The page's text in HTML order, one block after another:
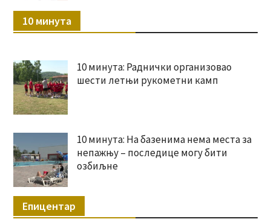
10 минута
10 минута: Раднички организовао
шести летњи рукометни камп
10 минута: На базенима нема места за
непажњу – последице могу бити
озбиљне
Епицентар